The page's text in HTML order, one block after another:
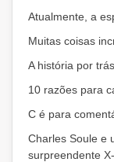
Atualmente, a
Muitas coisas
A história por
10 razões para
C é para
Charles Soule e
surpreendente